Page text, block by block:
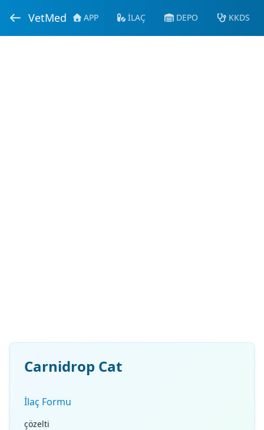
VetMed APP İLAÇ DEPO KKDS
Carnidrop Cat
İlaç Formu
çözelti